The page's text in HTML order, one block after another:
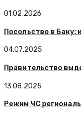
01.02.2026
Посольство в
04.07.2025
Правительство
13.08.2025
Режим ЧС